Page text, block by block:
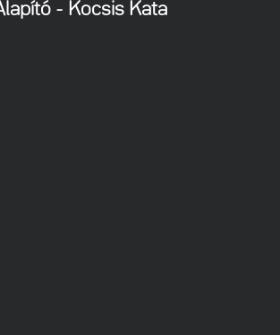
- Kocsis Kata